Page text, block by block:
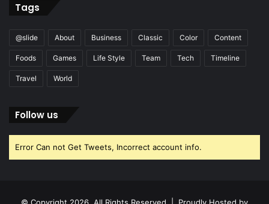
Tags
@slide About Business Classic Color Content
Foods Games Life Style Team Tech Timeline
Travel World
Follow us
Error Can not Get Tweets, Incorrect account info.
© Copyright 2026, All Rights Reserved | Proudly Hosted by